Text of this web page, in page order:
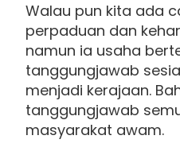
Walau pun kita ada
perpaduan dan
namun ia usaha
tanggungjawab
menjadi kerajaan.
tanggungjawab
masyarakat awam.